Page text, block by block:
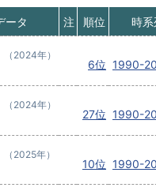
ータ 注 順位 時系
（2024年）
6位 1990-
（2024年）
27位 1990-
（2025年）
10位 1990-